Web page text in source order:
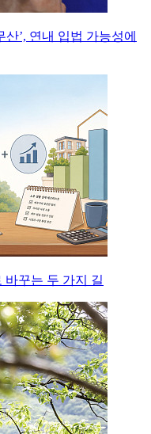
’, 연내 입법 가능성에
바꾸는 두 가지 길